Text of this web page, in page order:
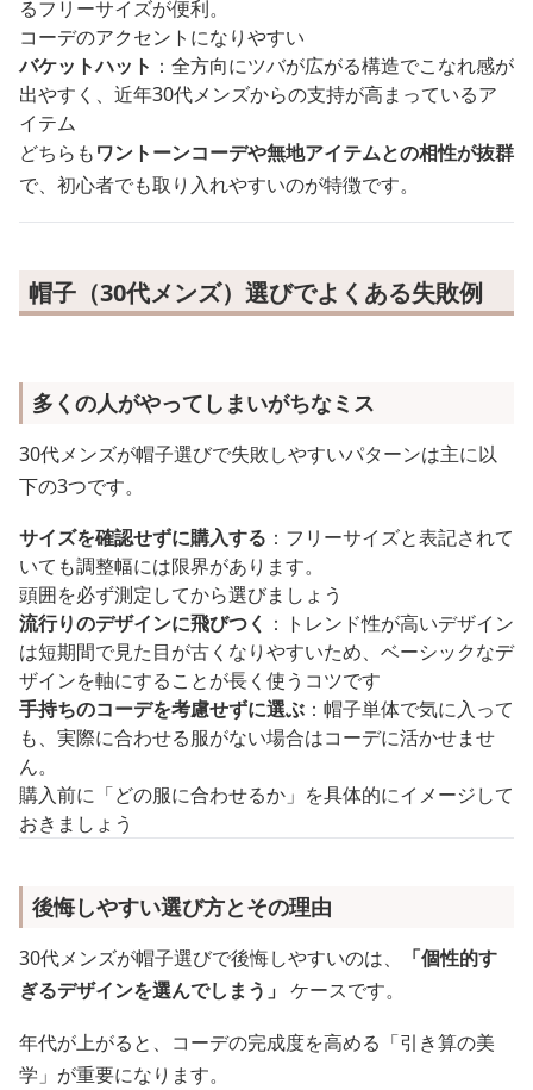
るフリーサイズが便利。
コーデのアクセントになりやすい
バケットハット ：全方向にツバが広がる構造でこなれ感が
出やすく、近年30代メンズからの支持が高まっているア
イテム
どちらもワントーンコーデや無地アイテムとの相性が抜群
で、初心者でも取り入れやすいのが特徴です。
帽子（30代メンズ）選びでよくある失敗例
多くの人がやってしまいがちなミス
30代メンズが帽子選びで失敗しやすいパターンは主に以
下の3つです。
サイズを確認せずに購入する ：フリーサイズと表記されて
いても調整幅には限界があります。
頭囲を必ず測定してから選びましょう
流行りのデザインに飛びつく ：トレンド性が高いデザイン
は短期間で見た目が古くなりやすいため、ベーシックなデ
ザインを軸にすることが長く使うコツです
手持ちのコーデを考慮せずに選ぶ ：帽子単体で気に入って
も、実際に合わせる服がない場合はコーデに活かせませ
ん。
購入前に「どの服に合わせるか」を具体的にイメージして
おきましょう
後悔しやすい選び方とその理由
30代メンズが帽子選びで後悔しやすいのは、
「個性的す
ぎるデザインを選んでしまう」 ケースです。
年代が上がると、コーデの完成度を高める「引き算の美
学」が重要になります。